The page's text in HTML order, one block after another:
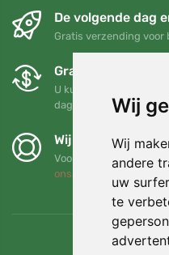
Wij
Wij
andere
uw
te
De volgende dag
Gratis verzending voor
Gratis ruilen en
U kunt uw bestelling
dagen retourneren of
Wij steunen
Voor elke bestelling
ons